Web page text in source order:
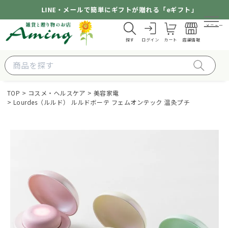
LINE・メールで簡単にギフトが贈れる「eギフト」
探す ログイン カート 店舗情報
メニュー
TOP コスメ・ヘルスケア
美容家電
Lourdes（ルルド） ルルドボーテ フェムオンテック 温灸プチ